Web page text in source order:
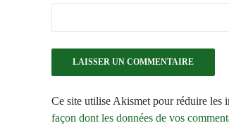
Ce site utilise Akismet pour réduire les
façon dont les données de vos